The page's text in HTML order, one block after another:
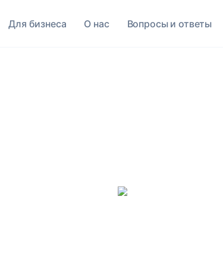
Для бизнеса O нас Вопросы и ответы